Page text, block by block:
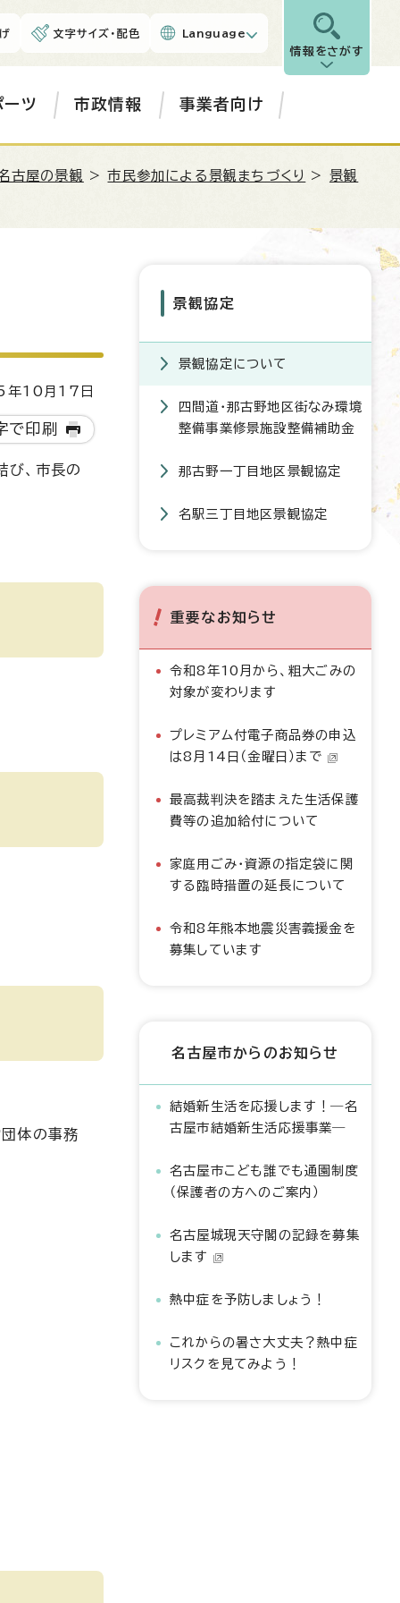
文字サイズ・配色 Language
情報をさがす
ーツ 市政情報 事業者向け
古屋の景観 >市民参加による景観まちづくり > 景観
10月17日
で印刷
び、市長の
体の事務
景観協定
景観協定について
四間道・那古野地区街なみ環境
整備事業修景施設整備補助金
那古野一丁目地区景観協定
名駅三丁目地区景観協定
重要なお知らせ
令和8年10月から、粗大ごみの
対象が変わります
プレミアム付電子商品券の申込
は8月14日（金曜日）まで
最高裁判決を踏まえた生活保護
費等の追加給付について
家庭用ごみ・資源の指定袋に関
する臨時措置の延長について
令和8年熊本地震災害義援金を
募集しています
名古屋市からのお知らせ
結婚新生活を応援します！―名
古屋市結婚新生活応援事業―
名古屋市こども誰でも通園制度
（保護者の方へのご案内）
名古屋城現天守閣の記録を募集
します
熱中症を予防しましょう！
これからの暑さ大丈夫？熱中症
リスクを見てみよう！